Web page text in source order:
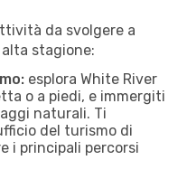
da svolgere a
stagione:
esplora White River
o a piedi, e immergiti
naturali. Ti
del turismo di
i principali percorsi